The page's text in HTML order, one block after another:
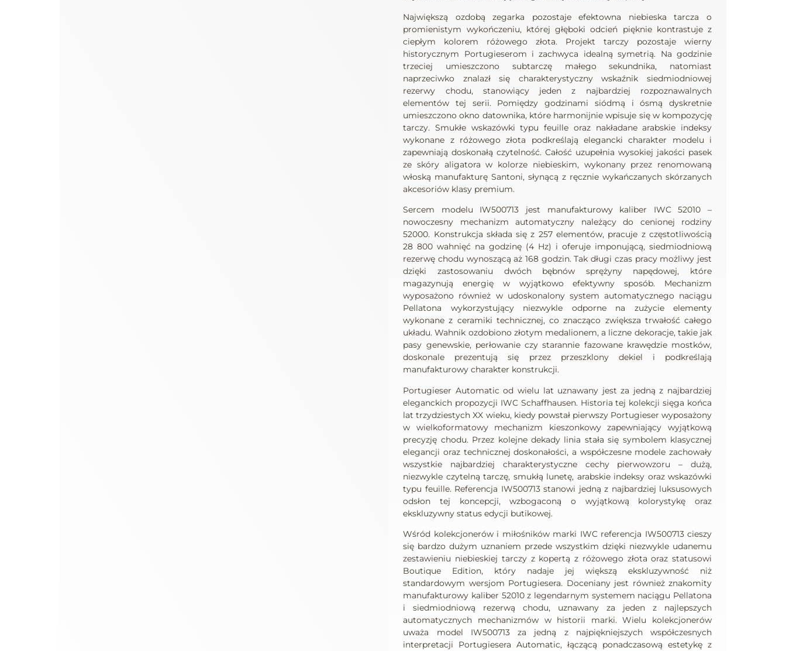
Największą ozdobą zegarka pozostaje efektowna niebieska tarcza o
promienistym wykończeniu, której głęboki odcień pięknie kontrastuje z
ciepłym kolorem różowego złota. Projekt tarczy pozostaje wierny
historycznym Portugieserom i zachwyca idealną symetrią. Na godzinie
trzeciej umieszczono subtarczę małego sekundnika, natomiast
naprzeciwko znalazł się charakterystyczny wskaźnik siedmiodniowej
rezerwy chodu, stanowiący jeden z najbardziej rozpoznawalnych
elementów tej serii. Pomiędzy godzinami siódmą i ósmą dyskretnie
umieszczono okno datownika, które harmonijnie wpisuje się w kompozycję
tarczy. Smukłe wskazówki typu feuille oraz nakładane arabskie indeksy
wykonane z różowego złota podkreślają elegancki charakter modelu i
zapewniają doskonałą czytelność. Całość uzupełnia wysokiej jakości pasek
ze skóry aligatora w kolorze niebieskim, wykonany przez renomowaną
włoską manufakturę Santoni, słynącą z ręcznie wykańczanych skórzanych
akcesoriów klasy premium.
Sercem modelu IW500713 jest manufakturowy kaliber IWC 52010 –
nowoczesny mechanizm automatyczny należący do cenionej rodziny
52000. Konstrukcja składa się z 257 elementów, pracuje z częstotliwością
28 800 wahnięć na godzinę (4 Hz) i oferuje imponującą, siedmiodniową
rezerwę chodu wynoszącą aż 168 godzin. Tak długi czas pracy możliwy jest
dzięki zastosowaniu dwóch bębnów sprężyny napędowej, które
magazynują energię w wyjątkowo efektywny sposób. Mechanizm
wyposażono również w udoskonalony system automatycznego naciągu
Pellatona wykorzystujący niezwykle odporne na zużycie elementy
wykonane z ceramiki technicznej, co znacząco zwiększa trwałość całego
układu. Wahnik ozdobiono złotym medalionem, a liczne dekoracje, takie jak
pasy genewskie, perłowanie czy starannie fazowane krawędzie mostków,
doskonale prezentują się przez przeszklony dekiel i podkreślają
manufakturowy charakter konstrukcji.
Portugieser Automatic od wielu lat uznawany jest za jedną z najbardziej
eleganckich propozycji IWC Schaffhausen. Historia tej kolekcji sięga końca
lat trzydziestych XX wieku, kiedy powstał pierwszy Portugieser wyposażony
w wielkoformatowy mechanizm kieszonkowy zapewniający wyjątkową
precyzję chodu. Przez kolejne dekady linia stała się symbolem klasycznej
elegancji oraz technicznej doskonałości, a współczesne modele zachowały
wszystkie najbardziej charakterystyczne cechy pierwowzoru – dużą,
niezwykle czytelną tarczę, smukłą lunetę, arabskie indeksy oraz wskazówki
typu feuille. Referencja IW500713 stanowi jedną z najbardziej luksusowych
odsłon tej koncepcji, wzbogaconą o wyjątkową kolorystykę oraz
ekskluzywny status edycji butikowej.
Wśród kolekcjonerów i miłośników marki IWC referencja IW500713 cieszy
się bardzo dużym uznaniem przede wszystkim dzięki niezwykle udanemu
zestawieniu niebieskiej tarczy z kopertą z różowego złota oraz statusowi
Boutique Edition, który nadaje jej większą ekskluzywność niż
standardowym wersjom Portugiesera. Doceniany jest również znakomity
manufakturowy kaliber 52010 z legendarnym systemem naciągu Pellatona
i siedmiodniową rezerwą chodu, uznawany za jeden z najlepszych
automatycznych mechanizmów w historii marki. Wielu kolekcjonerów
uważa model IW500713 za jedną z najpiękniejszych współczesnych
interpretacji Portugiesera Automatic, łączącą ponadczasową estetykę z